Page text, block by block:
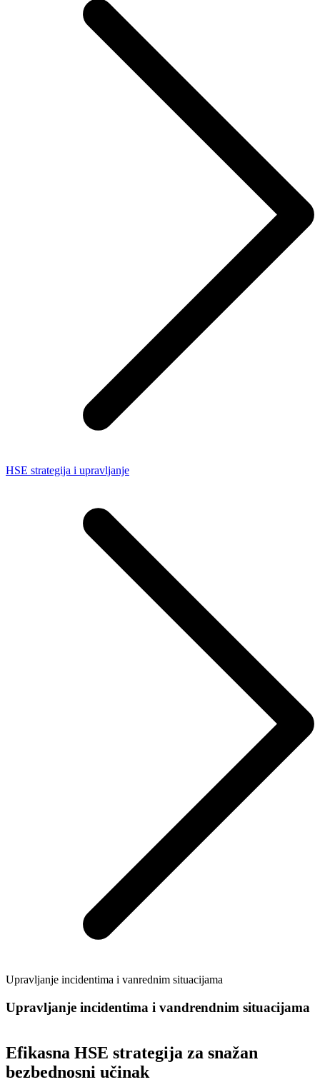
HSE strategija i upravljanje
Upravljanje incidentima i vanrednim situacijama
Upravljanje incidentima i vandrendnim situacijama
Efikasna HSE strategija za snažan
bezbednosni učinak